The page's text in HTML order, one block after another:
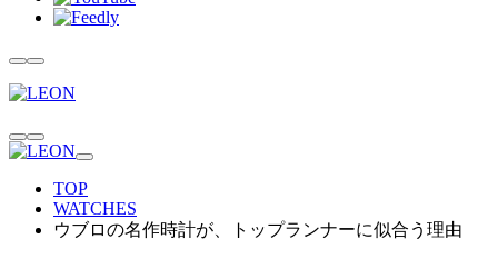
TOP
WATCHES
ウブロの名作時計が、トップランナーに似合う理由